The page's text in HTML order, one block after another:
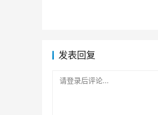
发表回复
请登录后评论...